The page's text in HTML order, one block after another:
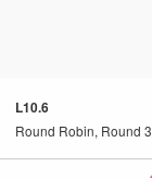
L10.6
Round Robin, Round 3